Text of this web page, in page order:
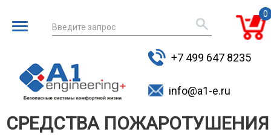
Введите запрос
товаров
0
+7 499 647 8235
info@a1-e.ru
СРЕДСТВА ПОЖАРОТУШЕНИЯ